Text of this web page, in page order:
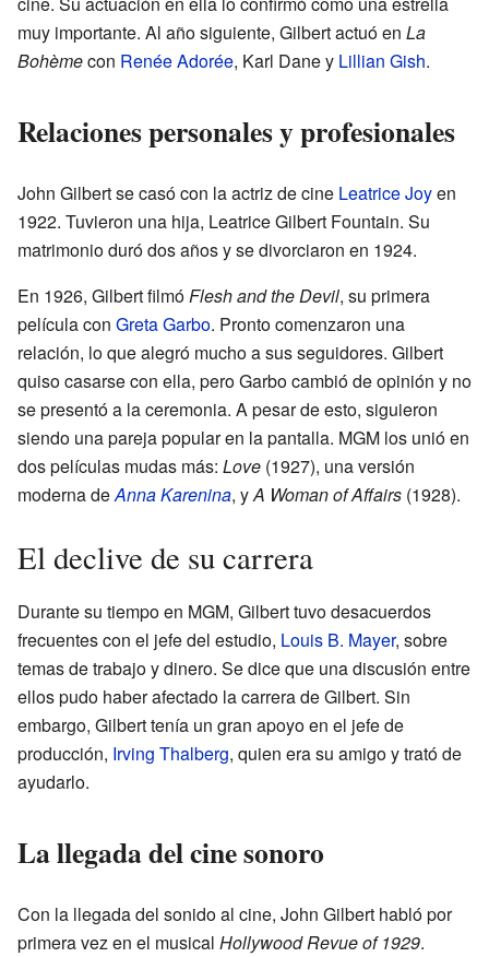
muy importante. Al año siguiente, Gilbert actuó en La
Bohèmecon Renée Adorée, Karl Dane y Lillian Gish.
Relaciones personales y profesionales
John Gilbert se casó con la actriz de cine Leatrice Joyen
1922. Tuvieron una hija, Leatrice Gilbert Fountain. Su
matrimonio duró dos años y se divorciaron en 1924.
En 1926, Gilbert filmóFlesh and the Devil, su primera
película con Greta Garbo. Pronto comenzaron una
relación, lo que alegró mucho a sus seguidores. Gilbert
quiso casarse con ella, pero Garbo cambió de opinión y no
se presentó a la ceremonia. A pesar de esto, siguieron
siendo una pareja popular en la pantalla. MGM los unió en
dos películas mudas más: Love (1927), una versión
moderna deAnna Karenina, yA Woman of Affairs (1928).
El declive de su carrera
Durante su tiempo en MGM, Gilbert tuvo desacuerdos
frecuentes con el jefe del estudio, Louis B. Mayer, sobre
temas de trabajo y dinero. Se dice que una discusión entre
ellos pudo haber afectado la carrera de Gilbert. Sin
embargo, Gilbert tenía un gran apoyo en el jefe de
producción, Irving Thalberg, quien era su amigo y trató de
ayudarlo.
La llegada del cine sonoro
Con la llegada del sonido al cine, John Gilbert habló por
primera vez en el musical Hollywood Revue of 1929.